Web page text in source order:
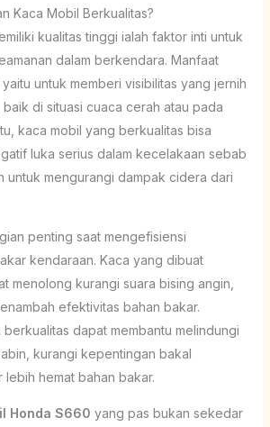
Kaca Mobil Berkualitas?
kualitas tinggi ialah faktor inti untuk
dalam berkendara. Manfaat
untuk memberi visibilitas yang jernih
di situasi cuaca cerah atau pada
kaca mobil yang berkualitas bisa
luka serius dalam kecelakaan sebab
untuk mengurangi dampak cidera dari
penting saat mengefisiensi
kendaraan. Kaca yang dibuat
menolong kurangi suara bising angin,
efektivitas bahan bakar.
dapat membantu melindungi
kurangi kepentingan bakal
lebih hemat bahan bakar.
Honda S660 yang pas bukan sekedar